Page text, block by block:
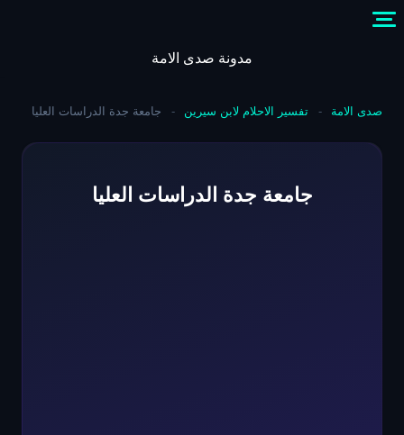
content
مدونة صدى الامة
صدى الامة - تفسير الاحلام لابن سيرين - جامعة جدة الدراسات العليا
جامعة جدة الدراسات العليا